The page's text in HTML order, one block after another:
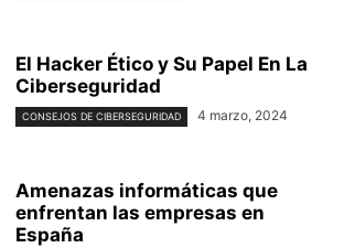
El Hacker Ético y Su Papel En La
Ciberseguridad
CONSEJOS DE CIBERSEGURIDAD 4 marzo, 2024
Amenazas informáticas que
enfrentan las empresas en
España